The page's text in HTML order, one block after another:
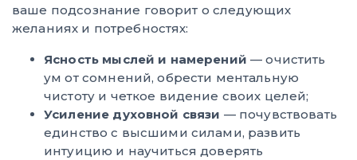
ваше подсознание говорит о следующих
желаниях и потребностях:
Ясность мыслей и намерений — очистить
ум от сомнений, обрести ментальную
чистоту и четкое видение своих целей;
Усиление духовной связи — почувствовать
единство с высшими силами, развить
интуицию и научиться доверять